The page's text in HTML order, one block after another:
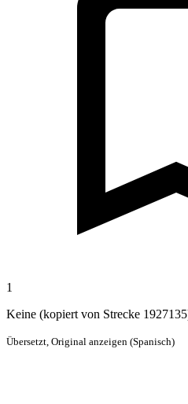
1
Keine (kopiert von Strecke
Übersetzt, Original anzeigen (Spanisch)